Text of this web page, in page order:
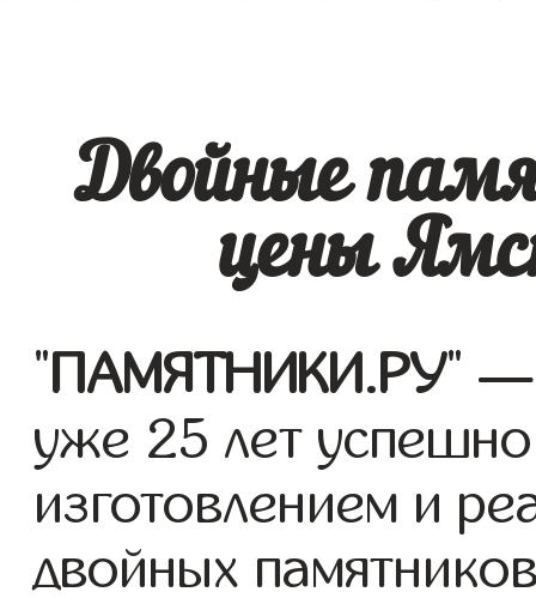
Двойные
цены
"ПАМЯТНИКИ.РУ" —
уже 25 лет
изготовлением и
двойных